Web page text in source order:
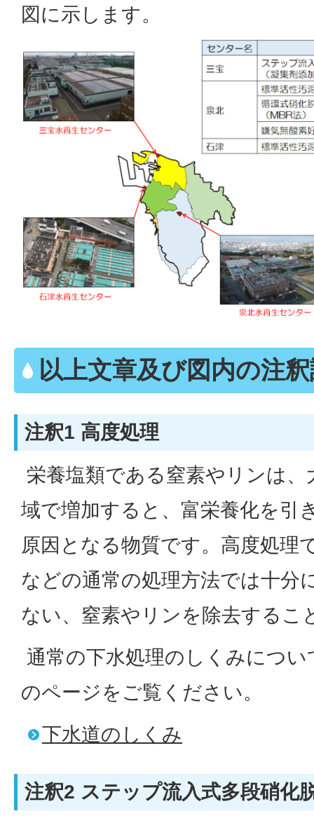
図に示します。
以上文章及び図内の注
注釈1 高度処理
栄養塩類である窒素やリンは
域で増加すると、富栄養化を引
原因となる物質です。高度処理
などの通常の処理方法では十分
ない、窒素やリンを除去するこ
通常の下水処理のしくみにつ
のページをご覧ください。
下水道のしくみ
注釈2 ステップ流入式多段硝化